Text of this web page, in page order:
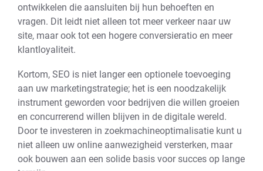
ontwikkelen die aansluiten bij hun behoeften en
vragen. Dit leidt niet alleen tot meer verkeer naar uw
site, maar ook tot een hogere conversieratio en meer
klantloyaliteit.
Kortom, SEO is niet langer een optionele toevoeging
aan uw marketingstrategie; het is een noodzakelijk
instrument geworden voor bedrijven die willen groeien
en concurrerend willen blijven in de digitale wereld.
Door te investeren in zoekmachineoptimalisatie kunt u
niet alleen uw online aanwezigheid versterken, maar
ook bouwen aan een solide basis voor succes op lange